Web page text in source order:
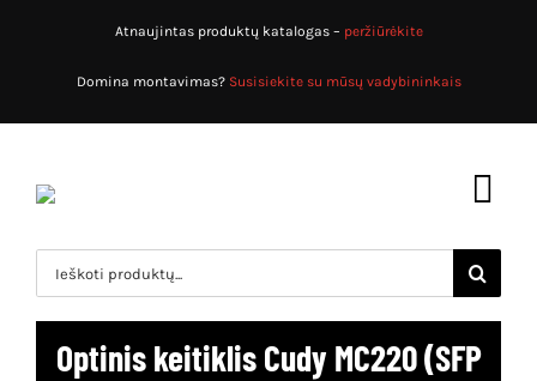
Atnaujintas produktų katalogas – peržiūrėkite
Domina montavimas? Susisiekite su mūsų vadybininkais
Pradžia
Produktų katalogas
Search
for:
Optinis keitiklis Cudy MC220 (SFP